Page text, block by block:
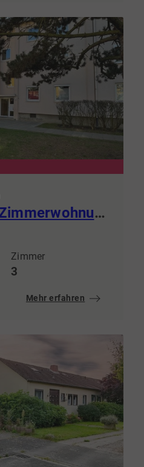
Renovierte 3-Zimmerwohnung – für Eigennutzer oder Kapitalanleger –
Zimmer
3
Mehr erfahren